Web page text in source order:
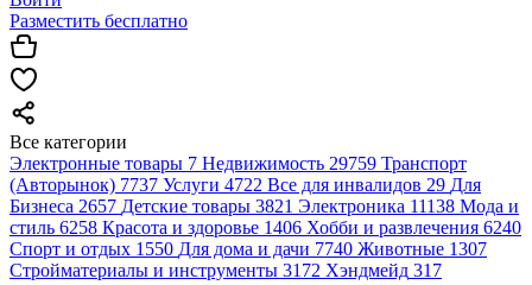
Разместить бесплатно
Все категории
Электронные товары 7 Недвижимость 29759 Транспорт
(Авторынок) 7737 Услуги 4722 Все для инвалидов 29 Для
Бизнеса 2657 Детские товары 3821 Электроника 11138 Мода и
стиль 6258 Красота и здоровье 1406 Хобби и развлечения 6240
Спорт и отдых 1550 Для дома и дачи 7740 Животные 1307
Стройматериалы и инструменты 3172 Хэндмейд 317